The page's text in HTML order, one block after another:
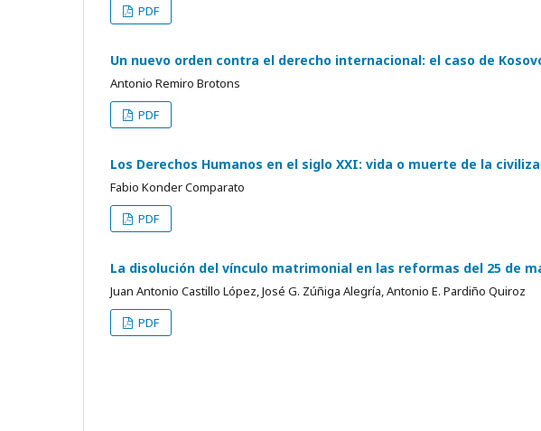
PDF
Un nuevo orden contra el derecho internacional: el caso de
Antonio Remiro Brotons
PDF
Los Derechos Humanos en el siglo XXI: vida o muerte de la
Fabio Konder Comparato
PDF
La disolución del vínculo matrimonial en las reformas del 25 de
Juan Antonio Castillo López, José G. Zúñiga Alegría, Antonio E. Pardiño Quiroz
PDF